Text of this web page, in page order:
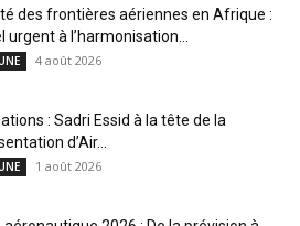
des frontières aériennes en Afrique :
urgent à l’harmonisation...
4 août 2026
: Sadri Essid à la tête de la
d’Air...
1 août 2026